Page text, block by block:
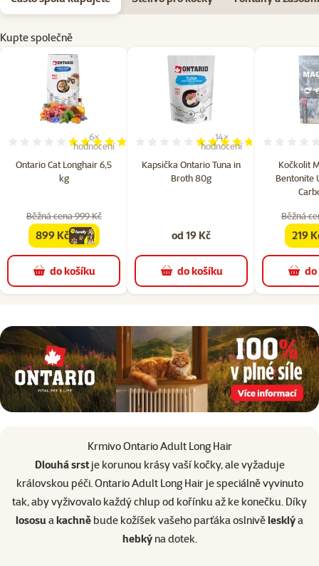
Kupte společně
Ontario Cat Longhair 6,5
kg
Hodnocení 97%, počet hodnocení: 6
6×
hodnocení
Běžná cena 999 Kč
familycena
899 Kč
do košíku
Kapsička Ontario Tuna in
Broth 80g
Hodnocení 94%, počet
14×
hodnocení
od 19 Kč
do košíku
Kočkolit
Bentonite
Běžná
219
superzoo.product.detail.content
Krmivo Ontario Adult Long Hair
Dlouhá srstje korunou krásy vaší kočky, ale vyžaduje
královskou péči. Ontario Adult Long Hair je speciálně vyvinuto
tak, aby vyživovalo každý chlup od kořínku až ke konečku. Díky
lososuakachně bude kožíšek vašeho parťáka oslnivělesklýa
hebký na dotek.